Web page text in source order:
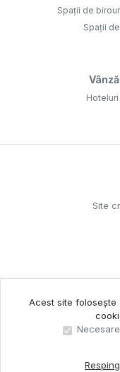
Spații de
Spații
Site
Acest site folosește
Necesare